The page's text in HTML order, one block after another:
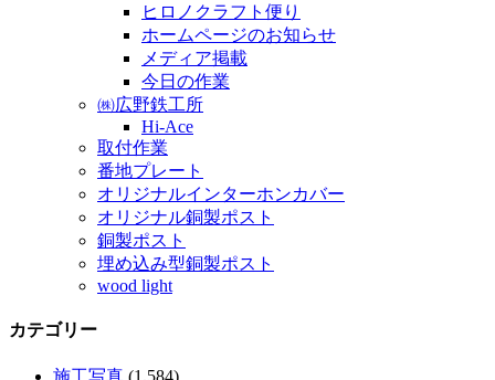
ヒロノクラフト便り
ホームページのお知らせ
メディア掲載
今日の作業
㈱広野鉄工所
Hi-Ace
取付作業
番地プレート
オリジナルインターホンカバー
オリジナル銅製ポスト
銅製ポスト
埋め込み型銅製ポスト
wood light
カテゴリー